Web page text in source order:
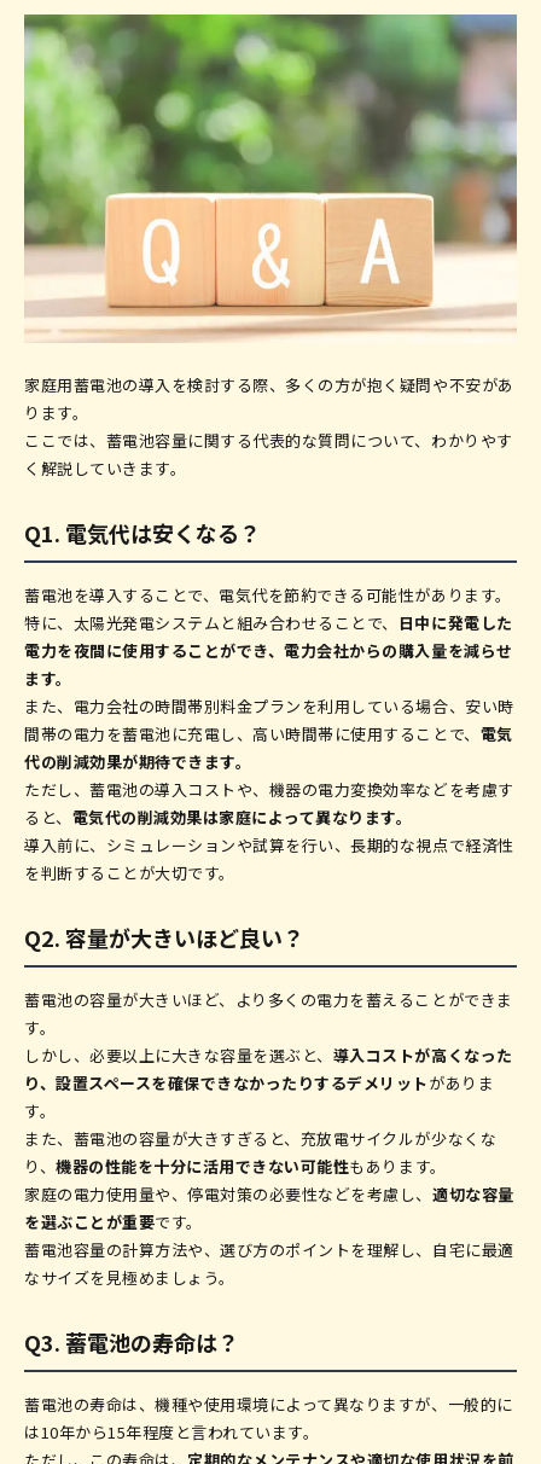
家庭用蓄電池の導入を検討する際、多くの方が抱く疑問や不安があ
ります。
ここでは、蓄電池容量に関する代表的な質問について、わかりやす
く解説していきます。
Q1. 電気代は安くなる？
蓄電池を導入することで、電気代を節約できる可能性があります。
特に、太陽光発電システムと組み合わせることで、 日中に発電した
電力を夜間に使用することができ、電力会社からの購入量を減らせ
ます。
また、電力会社の時間帯別料金プランを利用している場合、安い時
間帯の電力を蓄電池に充電し、高い時間帯に使用することで、 電気
代の削減効果が期待できます。
ただし、蓄電池の導入コストや、機器の電力変換効率などを考慮す
ると、 電気代の削減効果は家庭によって異なります。
導入前に、シミュレーションや試算を行い、長期的な視点で経済性
を判断することが大切です。
Q2. 容量が大きいほど良い？
蓄電池の容量が大きいほど、より多くの電力を蓄えることができま
す。
しかし、必要以上に大きな容量を選ぶと、 導入コストが高くなった
り、設置スペースを確保できなかったりするデメリットがありま
す。
また、蓄電池の容量が大きすぎると、充放電サイクルが少なくな
り、機器の性能を十分に活用できない可能性もあります。
家庭の電力使用量や、停電対策の必要性などを考慮し、適切な容量
を選ぶことが重要です。
蓄電池容量の計算方法や、選び方のポイントを理解し、自宅に最適
なサイズを見極めましょう。
Q3. 蓄電池の寿命は？
蓄電池の寿命は、機種や使用環境によって異なりますが、一般的に
は10年から15年程度と言われています。